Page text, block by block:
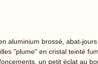
aluminium brossé, abat-
"plume" en cristal teinté
un petit éclat au